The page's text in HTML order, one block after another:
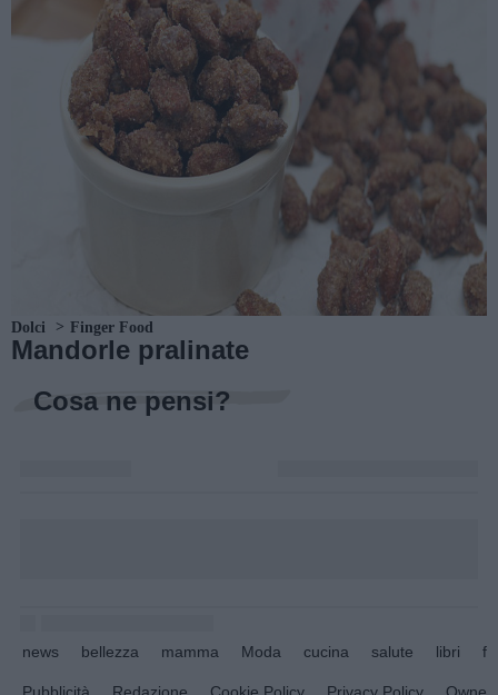
Dolci Finger Food
Mandorle pralinate
Cosa ne pensi?
news bellezza mamma Moda cucina salute libri
Pubblicità Redazione Cookie Policy Privacy Policy